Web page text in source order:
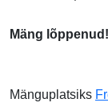
Mäng lõppenud!
Mänguplatsiks